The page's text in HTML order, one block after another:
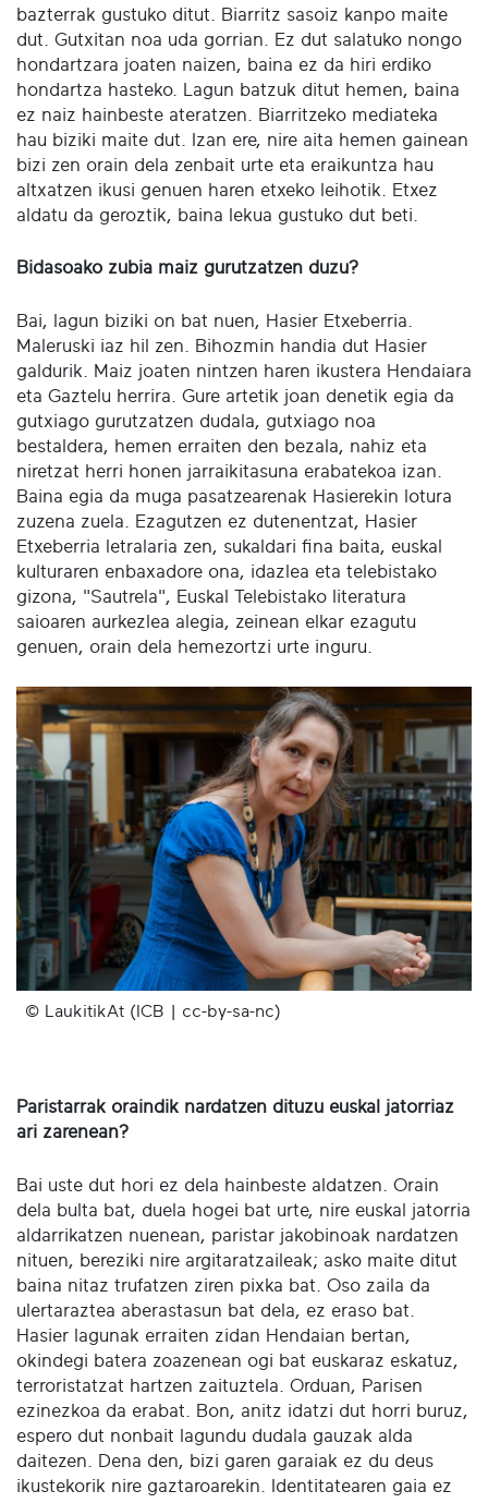
bazterrak gustuko ditut. Biarritz sasoiz kanpo maite
dut. Gutxitan noa uda gorrian. Ez dut salatuko nongo
hondartzara joaten naizen, baina ez da hiri erdiko
hondartza hasteko. Lagun batzuk ditut hemen, baina
ez naiz hainbeste ateratzen. Biarritzeko mediateka
hau biziki maite dut. Izan ere, nire aita hemen gainean
bizi zen orain dela zenbait urte eta eraikuntza hau
altxatzen ikusi genuen haren etxeko leihotik. Etxez
aldatu da geroztik, baina lekua gustuko dut beti.
Bidasoako zubia maiz gurutzatzen duzu?
Bai, lagun biziki on bat nuen, Hasier Etxeberria.
Maleruski iaz hil zen. Bihozmin handia dut Hasier
galdurik. Maiz joaten nintzen haren ikustera Hendaiara
eta Gaztelu herrira. Gure artetik joan denetik egia da
gutxiago gurutzatzen dudala, gutxiago noa
bestaldera, hemen erraiten den bezala, nahiz eta
niretzat herri honen jarraikitasuna erabatekoa izan.
Baina egia da muga pasatzearenak Hasierekin lotura
zuzena zuela. Ezagutzen ez dutenentzat, Hasier
Etxeberria letralaria zen, sukaldari fina baita, euskal
kulturaren enbaxadore ona, idazlea eta telebistako
gizona, "Sautrela", Euskal Telebistako literatura
saioaren aurkezlea alegia, zeinean elkar ezagutu
genuen, orain dela hemezortzi urte inguru.
© LaukitikAt (ICB | cc-by-sa-nc)
Paristarrak oraindik nardatzen dituzu euskal jatorriaz
ari zarenean?
Bai uste dut hori ez dela hainbeste aldatzen. Orain
dela bulta bat, duela hogei bat urte, nire euskal jatorria
aldarrikatzen nuenean, paristar jakobinoak nardatzen
nituen, bereziki nire argitaratzaileak; asko maite ditut
baina nitaz trufatzen ziren pixka bat. Oso zaila da
ulertaraztea aberastasun bat dela, ez eraso bat.
Hasier lagunak erraiten zidan Hendaian bertan,
okindegi batera zoazenean ogi bat euskaraz eskatuz,
terroristatzat hartzen zaituztela. Orduan, Parisen
ezinezkoa da erabat. Bon, anitz idatzi dut horri buruz,
espero dut nonbait lagundu dudala gauzak alda
daitezen. Dena den, bizi garen garaiak ez du deus
ikustekorik nire gaztaroarekin. Identitatearen gaia ez